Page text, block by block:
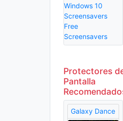
Windows 10
Screensavers
Free
Screensavers
Protectores
Pantalla
Galaxy Dance